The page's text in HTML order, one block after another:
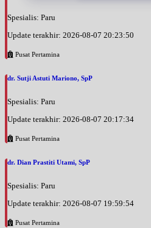
Spesialis: Paru
Update terakhir: 2026-08-07 20:23:50
Pusat Pertamina
dr. Sutji Astuti Mariono, SpP
Spesialis: Paru
Update terakhir: 2026-08-07 20:17:34
Pusat Pertamina
dr. Dian Prastiti Utami, SpP
Spesialis: Paru
Update terakhir: 2026-08-07 19:59:54
Pusat Pertamina